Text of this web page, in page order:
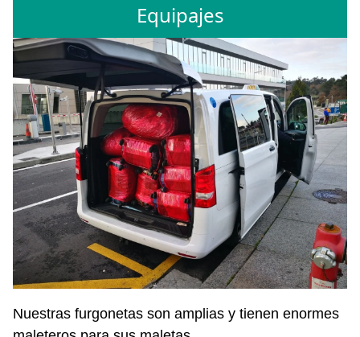
Equipajes
Nuestras furgonetas son amplias y tienen enormes